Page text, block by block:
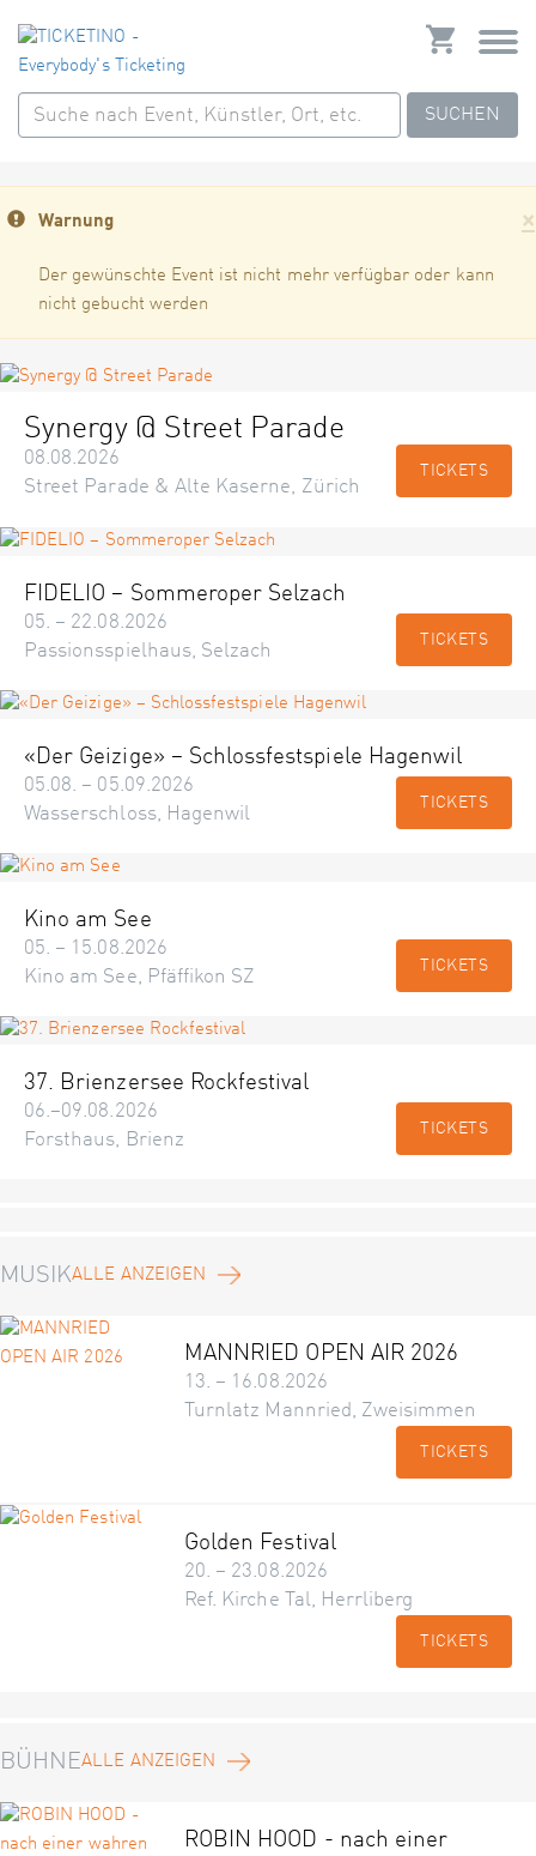
SUCHEN
×
Warnung
Der gewünschte Event ist nicht mehr verfügbar oder kann
nicht gebucht werden
Synergy @ Street Parade
08.08.2026
Street Parade & Alte Kaserne, Zürich
TICKETS
FIDELIO – Sommeroper Selzach
05. – 22.08.2026
Passionsspielhaus, Selzach
TICKETS
«Der Geizige» – Schlossfestspiele Hagenwil
05.08. – 05.09.2026
Wasserschloss, Hagenwil
TICKETS
Kino am See
05. – 15.08.2026
Kino am See, Pfäffikon SZ
TICKETS
37. Brienzersee Rockfestival
06.–09.08.2026
Forsthaus, Brienz
TICKETS
MUSIKALLE ANZEIGEN
MANNRIED OPEN AIR 2026
13. – 16.08.2026
Turnlatz Mannried, Zweisimmen
TICKETS
Golden Festival
20. – 23.08.2026
Ref. Kirche Tal, Herrliberg
TICKETS
BÜHNEALLE ANZEIGEN
ROBIN HOOD - nach einer